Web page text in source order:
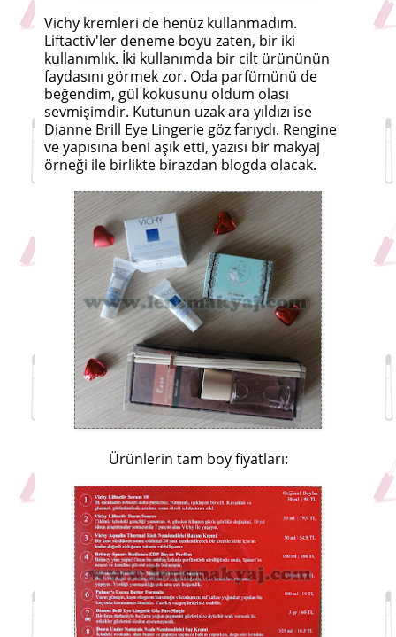
Vichy kremleri de henüz kullanmadım.
Liftactiv'ler deneme boyu zaten, bir iki
kullanımlık. İki kullanımda bir cilt ürününün
faydasını görmek zor. Oda parfümünü de
beğendim, gül kokusunu oldum olası
sevmişimdir. Kutunun uzak ara yıldızı ise
Dianne Brill Eye Lingerie göz farıydı. Rengine
ve yapısına beni aşık etti, yazısı bir makyaj
örneği ile birlikte birazdan blogda olacak.
Ürünlerin tam boy fiyatları: